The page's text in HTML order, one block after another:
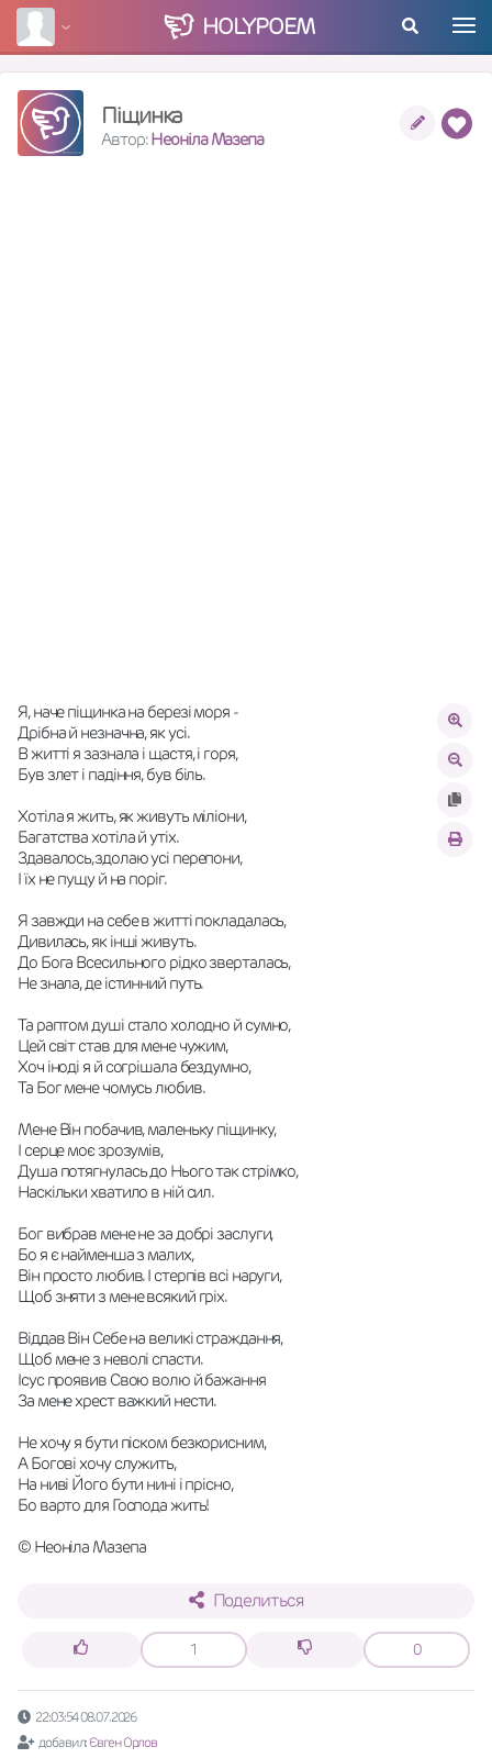
HOLYPOEM
Піщинка
Автор:Неоніла Мазепа
Я, наче піщинка на березі моря -
Дрібна й незначна, як усі.
В житті я зазнала і щастя, і горя,
Був злет і падіння, був біль.
Хотіла я жить, як живуть міліони,
Багатства хотіла й утіх.
Здавалось,здолаю усі перепони,
І їх не пущу й на поріг.
Я завжди на себе в житті покладалась,
Дивилась, як інші живуть.
До Бога Всесильного рідко зверталась,
Не знала, де істинний путь.
Та раптом душі стало холодно й сумно,
Цей світ став для мене чужим,
Хоч іноді я й согрішала бездумно,
Та Бог мене чомусь любив.
Мене Він побачив, маленьку піщинку,
І серце моє зрозумів,
Душа потягнулась до Нього так стрімко,
Наскільки хватило в ній сил.
Бог вибрав мене не за добрі заслуги,
Бо я є найменша з малих,
Він просто любив. І стерпів всі наруги,
Щоб зняти з мене всякий гріх.
Віддав Він Себе на великі страждання,
Щоб мене з неволі спасти.
Ісус проявив Свою волю й бажання
За мене хрест важкий нести.
Не хочу я бути піском безкорисним,
А Богові хочу служить,
На ниві Його бути нині і прісно,
Бо варто для Господа жить!
© Неоніла Мазепа
Поделиться
1 0
22:03:54 08.07.2026
добавил: Євген Орлов